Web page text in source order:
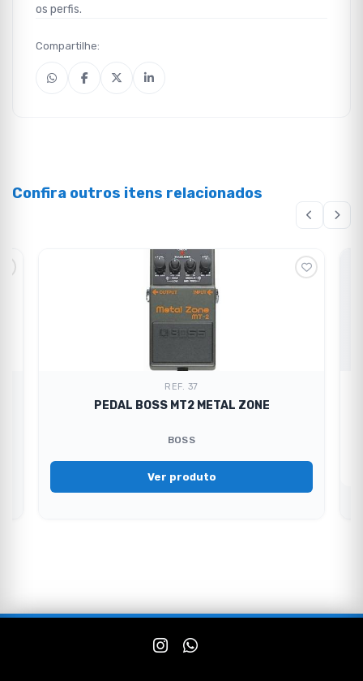
os perfis.
Compartilhe:
Confira outros itens relacionados
REF. 37
PEDAL BOSS MT2 METAL ZONE
BOSS
Ver produto